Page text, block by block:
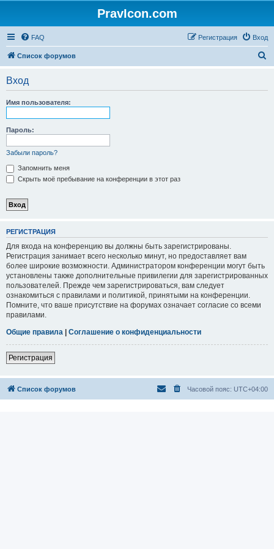
PravIcon.com
FAQ Вход
Регистрация
Список форумов
Вход
Имя пользователя:
Пароль:
Забыли пароль?
Запомнить меня
Скрыть моё пребывание на конференции в этот раз
РЕГИСТРАЦИЯ
Для входа на конференцию вы должны быть зарегистрированы.
Регистрация занимает всего несколько минут, но предоставляет вам
более широкие возможности. Администратором конференции могут быть
установлены также дополнительные привилегии для зарегистрированных
пользователей. Прежде чем зарегистрироваться, вам следует
ознакомиться с правилами и политикой, принятыми на конференции.
Помните, что ваше присутствие на форумах означает согласие со всеми
правилами.
Общие правила | Соглашение о конфиденциальности
Регистрация
Список форумов Часовой пояс: UTC+04:00